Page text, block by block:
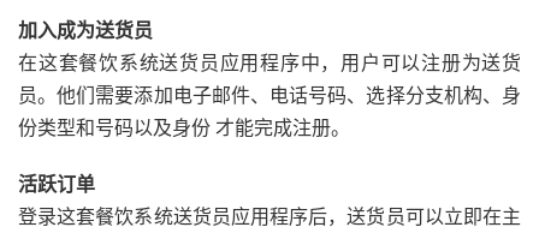
加入成为送货员
在这套餐饮系统送货员应用程序中，用户可以注册为送货
员。他们需要添加电子邮件、电话号码、选择分支机构、身
份类型和号码以及身份 才能完成注册。
活跃订单
登录这套餐饮系统送货员应用程序后，送货员可以立即在主